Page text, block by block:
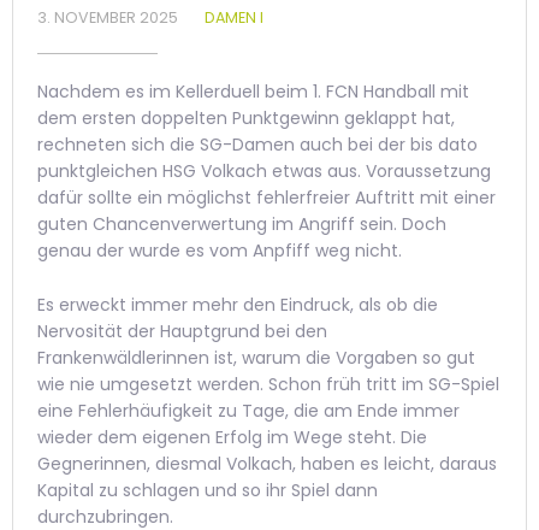
3. NOVEMBER 2025 DAMEN I
Nachdem es im Kellerduell beim 1. FCN Handball mit
dem ersten doppelten Punktgewinn geklappt hat,
rechneten sich die SG-Damen auch bei der bis dato
punktgleichen HSG Volkach etwas aus. Voraussetzung
dafür sollte ein möglichst fehlerfreier Auftritt mit einer
guten Chancenverwertung im Angriff sein. Doch
genau der wurde es vom Anpfiff weg nicht.
Es erweckt immer mehr den Eindruck, als ob die
Nervosität der Hauptgrund bei den
Frankenwäldlerinnen ist, warum die Vorgaben so gut
wie nie umgesetzt werden. Schon früh tritt im SG-Spiel
eine Fehlerhäufigkeit zu Tage, die am Ende immer
wieder dem eigenen Erfolg im Wege steht. Die
Gegnerinnen, diesmal Volkach, haben es leicht, daraus
Kapital zu schlagen und so ihr Spiel dann
durchzubringen.